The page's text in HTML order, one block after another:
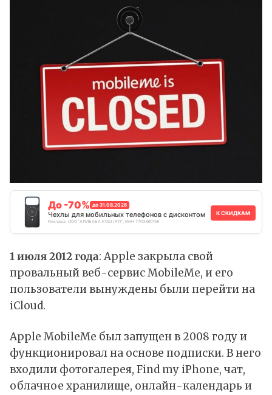
До -70% до 31.08.2026
Чехлы для мобильных телефонов с дисконтом
Реклама. ООО "АЛИБАБА.КОМ (РУ)", ИНН 7703380158
К СКИДКАМ
1 июля 2012 года: Apple закрыла свой
провальный веб-сервис MobileMe, и его
пользователи вынуждены были перейти на
iCloud.
Apple MobileMe был запущен в 2008 году и
функционировал на основе подписки. В него
входили фотогалерея, Find my iPhone, чат,
облачное хранилище, онлайн-календарь и